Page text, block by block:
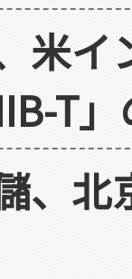
米イ
T
、北